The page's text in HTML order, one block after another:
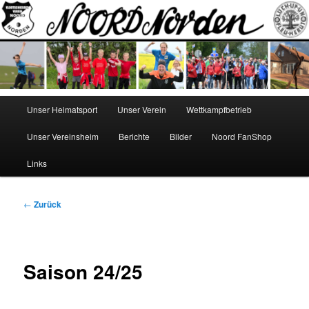
Zum
Inhalt
wechseln
NOORD
Norden
Unser Heimatsport Unser Verein Wettkampfbetrieb
Unser Vereinsheim Berichte Bilder Noord FanShop
Links
Beitragsnavigation
← Zurück
Saison 24/25